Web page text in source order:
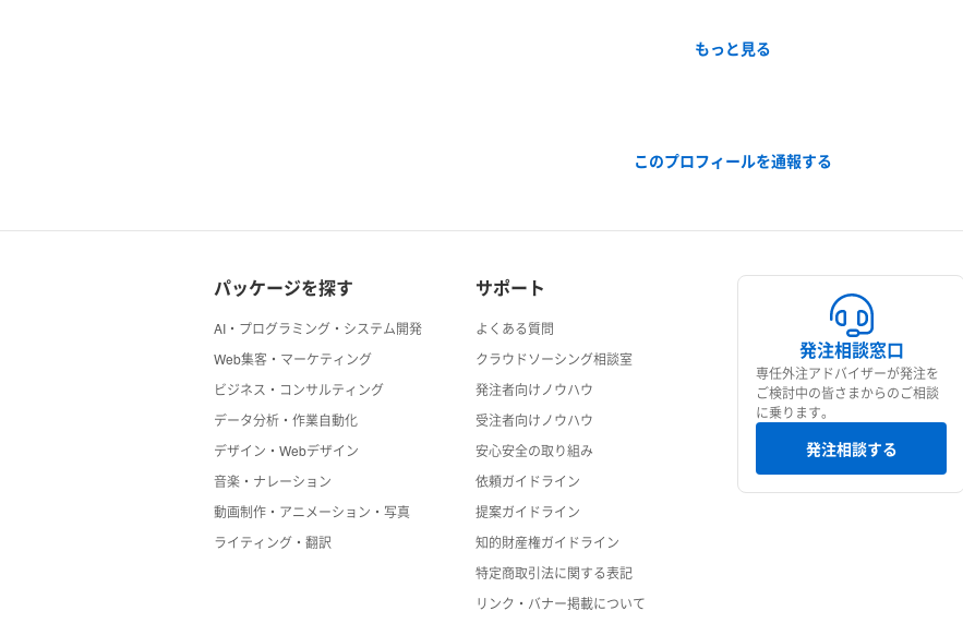
もっと見る
このプロフィールを通報する
パッケージを探す
AI・プログラミング・システム開発
Web集客・マーケティング
ビジネス・コンサルティング
データ分析・作業自動化
デザイン・Webデザイン
音楽・ナレーション
動画制作・アニメーション・写真
ライティング・翻訳
サポート
よくある質問
クラウドソーシング相談室
発注者向けノウハウ
受注者向けノウハウ
安心安全の取り組み
依頼ガイドライン
提案ガイドライン
知的財産権ガイドライン
特定商取引法に関する表記
リンク・バナー掲載について
発注相談窓口
専任外注アドバイザーが発注を
ご検討中の皆さまからのご相談
に乗ります。
発注相談する